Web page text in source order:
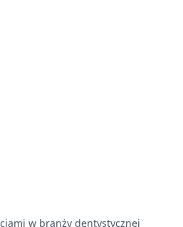
w branży dentystycznej